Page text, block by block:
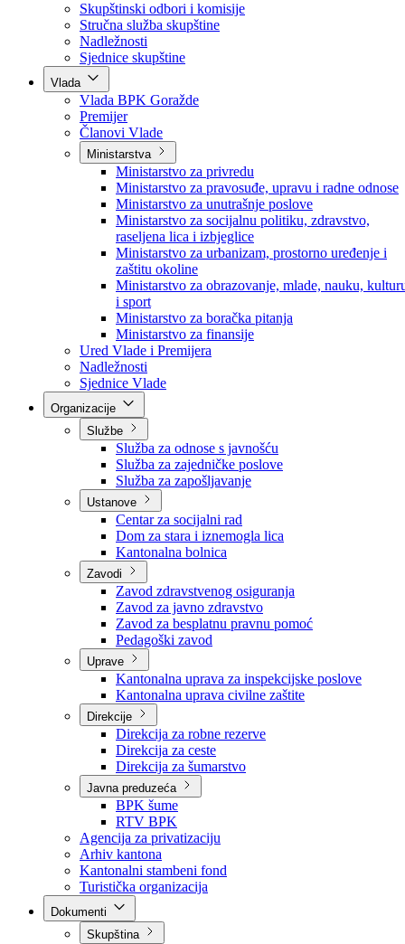
Poslanici po strankama
Poslanici po klubovima naroda
Kolegij skupštine
Skupštinski odbori i komisije
Stručna služba skupštine
Nadležnosti
Sjednice skupštine
Vlada
Vlada BPK Goražde
Premijer
Članovi Vlade
Ministarstva
Ministarstvo za privredu
Ministarstvo za pravosuđe, upravu i radne odnose
Ministarstvo za unutrašnje poslove
Ministarstvo za socijalnu politiku, zdravstvo,
raseljena lica i izbjeglice
Ministarstvo za urbanizam, prostorno uređenje i
zaštitu okoline
Ministarstvo za obrazovanje, mlade, nauku,
i sport
Ministarstvo za boračka pitanja
Ministarstvo za finansije
Ured Vlade i Premijera
Nadležnosti
Sjednice Vlade
Službe
Služba za odnose s javnošću
Služba za zajedničke poslove
Služba za zapošljavanje
Ustanove
Centar za socijalni rad
Dom za stara i iznemogla lica
Kantonalna bolnica
Zavodi
Zavod zdravstvenog osiguranja
Zavod za javno zdravstvo
Zavod za besplatnu pravnu pomoć
Pedagoški zavod
Uprave
Kantonalna uprava za inspekcijske poslove
Kantonalna uprava civilne zaštite
Direkcije
Direkcija za robne rezerve
Direkcija za ceste
Direkcija za šumarstvo
Javna preduzeća
BPK šume
RTV BPK
Agencija za privatizaciju
Arhiv kantona
Kantonalni stambeni fond
Turistička organizacija